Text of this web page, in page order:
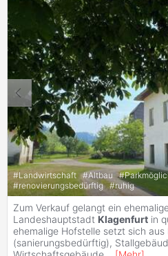
#Landwirtschaft #Altbau #
#renovierungsbedürftig #ruhig
Zum Verkauf gelangt ein
Landeshauptstadt Klagenfurt in
ehemalige Hofstelle setzt sich aus
(sanierungsbedürftig),